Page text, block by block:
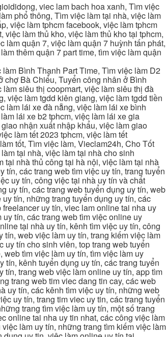
viec lam bach hoa xanh, Tìm việc
phổ thông, Tìm việc làm tại nhà, việc làm
việc làm tphcm facebook, việc làm tphcm
làm thủ kho, việc làm thủ kho tại tphcm,
làm quận 7, việc làm quận 7 huỳnh tấn phát,
thêm quận 7 part time, tìm việc làm quận
Bình Thạnh Part Time, Tìm việc làm D2
Bà Chiểu, Tuyển công nhân ở Bình
siêu thị coopmart, việc làm siêu thị đà
việc làm tgdd kiên giang, việc làm tgdd tiền
làm lái xe đà nẵng, việc làm lái xe bình
lái xe b2 tphcm, việc làm lái xe gia
nhận xuất nhập khẩu, việc làm giao
làm tết 2023 tphcm, việc làm tết
tốt, Tìm việc làm, Vieclam24h, Cho Tốt
tại nhà, việc làm tại nhà cho sinh
nhà thủ công tại hà nội, việc làm tại nhà
các trang web tìm việc uy tín, trang tuyển
uy tín, công việc tại nhà uy tín và chất
uy tín, các trang web tuyển dụng uy tín, web
tín, những trang tuyển dụng uy tín, các
uy tín, viec lam online tai nha uy
tín, các trang web tìm việc online uy
tại nhà uy tín, kênh tìm việc uy tín, công
web việc làm uy tín, trang kiếm việc làm
uy tín cho sinh viên, top trang web tuyển
tìm việc làm uy tín, tìm việc làm uy
kênh tuyển dụng uy tín, các trang tuyển
tín, trang web việc làm online uy tín, app tìm
trang web tim viec dang tin cay, các web
uy tín, các kênh tìm việc uy tín, những web
uy tín, trang tim viec uy tin, các trang tuyển
trang tìm việc làm uy tín, một số trang
online tai nha uy tin nhat, các công việc làm
làm uy tín, những trang tìm kiếm việc làm